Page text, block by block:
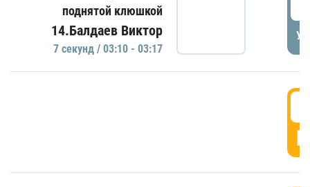
поднятой клюшкой
14.Балдаев Виктор
7 секунд / 03:10 - 03:17